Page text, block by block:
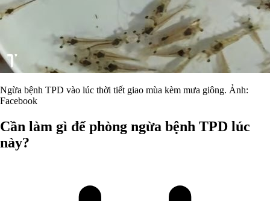
Ngừa bệnh TPD vào lúc thời tiết giao mùa kèm mưa giông. Ảnh:
Facebook
Cần làm gì để phòng ngừa bệnh TPD lúc
này?